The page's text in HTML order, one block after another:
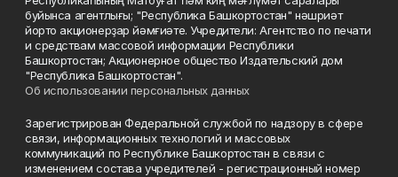
буйынса агентлығы; "Республика Башкортостан" нәшриәт
йорто акционерҙар йәмғиәте. Учредители: Агентство по печати
и средствам массовой информации Республики
Башкортостан; Акционерное общество Издательский дом
"Республика Башкортостан".
Об использовании персональных данных
Зарегистрирован Федеральной службой по надзору в сфере
связи, информационных технологий и массовых
коммуникаций по Республике Башкортостан в связи с
изменением состава учредителей - регистрационный номер